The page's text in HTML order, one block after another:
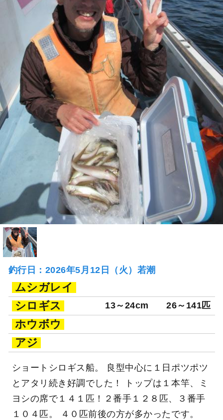
釣行日：2026年5月12日（火）若潮
ムシガレイ
シロギス
13～24cm 26～141匹
ホウボウ
アジ
ショートシロギス船。 良型中心に１日ポツポツ
とアタリ続き好調でした！ トップは１本竿、ミ
ヨシの席で１４１匹！２番手１２８匹、３番手
１０４匹。 ４０匹前後の方が多かったです。